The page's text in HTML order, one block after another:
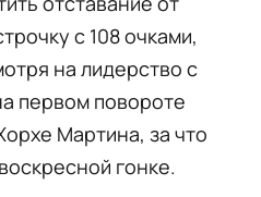
с 108 очками,
на лидерство с
первом повороте
Мартина, за что
гонке.